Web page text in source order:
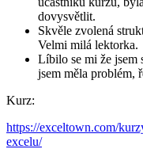
dovysvětlit.
Skvěle zvolená
Velmi milá lektorka.
Líbilo se mi že jsem
jsem měla problém,
Kurz:
https://exceltown.com/
excelu/